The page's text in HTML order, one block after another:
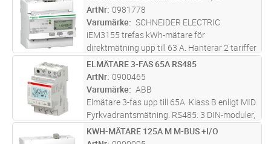
den aktiva och reaktiva energin som används
i en elektrisk installation. Enhe...läs mer
ArtNr 0981778
Varumärke
SCHNEIDER ELECTRIC
iEM3155 trefas kWh-mätare för
direktmätning upp till 63 A. Hanterar 2 tariffer
med extern styrning eller 4 tariffer med intern
klocka. Modbus RS485 med kommunikation
av utökade mätvärden (U, I, P …).
ST Lägg i kundvagn
ELMÄTARE 3-FAS 65A RS485
ArtNr 0900465
Varumärke
ABB
Elmätare 3-fas upp till 65A. Klass B enligt MID.
Fyrkvadrantsmätning. RS485. 3 DIN-moduler,
70 % återvunnen plast.
ST Lägg i kundvagn
KWH-MÄTARE 125A M M-BUS +I/O